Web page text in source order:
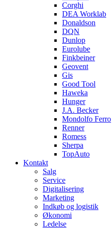
Corghi
DEA Worklab
Donaldson
DQN
Dunlop
Eurolube
Finkbeiner
Geovent
Gis
Good Tool
Haweka
Hunger
J.A. Becker
Mondolfo Ferro
Renner
Romess
Sherpa
TopAuto
Kontakt
Salg
Service
Digitalisering
Marketing
Indkøb og logistik
Økonomi
Ledelse